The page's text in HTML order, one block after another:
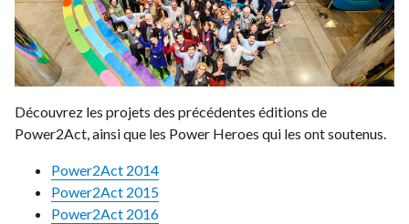
Découvrez les projets des précédentes éditions de
Power2Act, ainsi que les Power Heroes qui les ont soutenus.
Power2Act 2014
Power2Act 2015
Power2Act 2016